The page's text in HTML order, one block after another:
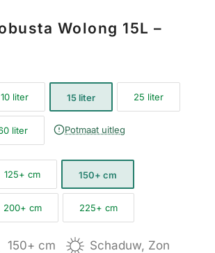
Wolong 15L –
10 liter 15 liter 25 liter
liter Potmaat uitleg
125+ cm 150+ cm
200+ cm 225+ cm
150+ cm Schaduw, Zon